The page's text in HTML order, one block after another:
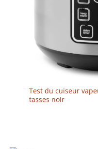
Test du cuiseur
tasses noir